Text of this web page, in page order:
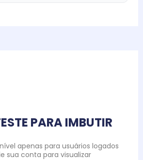
PARA IMBUTIR
apenas para usuários logados
sua conta para visualizar